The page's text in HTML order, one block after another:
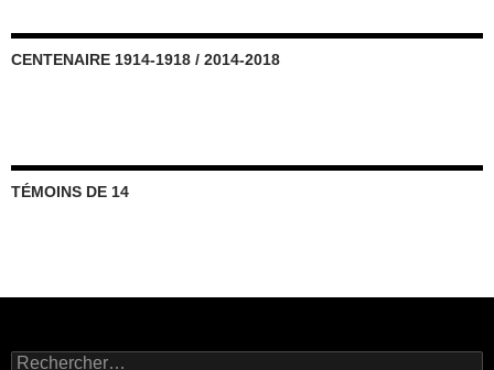
CENTENAIRE 1914-1918 / 2014-2018
TÉMOINS DE 14
Rechercher :